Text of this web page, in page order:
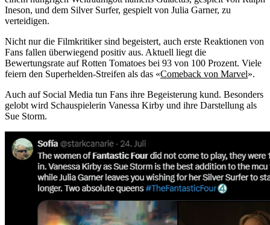
Ineson, und dem Silver Surfer, gespielt von Julia Garner, zu
verteidigen.
Nicht nur die Filmkritiker sind begeistert, auch erste Reaktionen von
Fans fallen überwiegend positiv aus. Aktuell liegt die
Bewertungsrate auf Rotten Tomatoes bei 93 von 100 Prozent. Viele
feiern den Superhelden-Streifen als das «Comeback von Marvel».
Auch auf Social Media tun Fans ihre Begeisterung kund. Besonders
gelobt wird Schauspielerin Vanessa Kirby und ihre Darstellung als
Sue Storm.